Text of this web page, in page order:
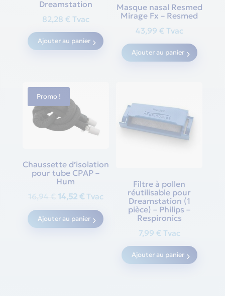
Dreamstation
82,28 € Tvac
Ajouter au panier
Masque nasal Resmed
Mirage Fx – Resmed
43,99 € Tvac
Ajouter au panier
Promo !
Chaussette d’isolation
pour tube CPAP –
Hum
16,94€ Original
price
was:
14,52 €Current
price
is:
Tvac
Ajouter au panier
Filtre à pollen
réutilisable pour
Dreamstation (1
pièce) – Philips –
Respironics
7,99 € Tvac
Ajouter au panier